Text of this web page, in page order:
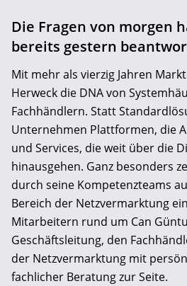
Die Fragen von morgen
bereits gestern
Mit mehr als vierzig Jahren
Herweck die DNA von
Fachhändlern. Statt
Unternehmen Plattformen, die
und Services, die weit über die
hinausgehen. Ganz besonders
durch seine Kompetenzteams
Bereich der Netzvermarktung
Mitarbeitern rund um Can
Geschäftsleitung, den
der Netzvermarktung mit
fachlicher Beratung zur Seite.